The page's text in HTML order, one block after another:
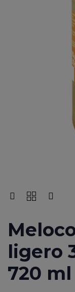
ligero
720 ml